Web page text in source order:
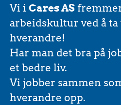
Vi i Cares AS
arbeidskultur ved å ta
hverandre!
Har man det bra på
et bedre liv.
Vi jobber sammen
hverandre opp.